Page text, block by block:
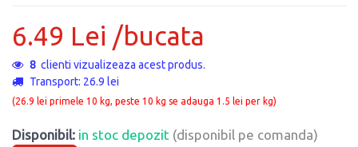
6.49 Lei /bucata
8 clienti vizualizeaza acest produs.
Transport: 26.9 lei
(26.9 lei primele 10 kg, peste 10 kg se adauga 1.5 lei per kg)
Disponibil: in stoc depozit (disponibil pe comanda)